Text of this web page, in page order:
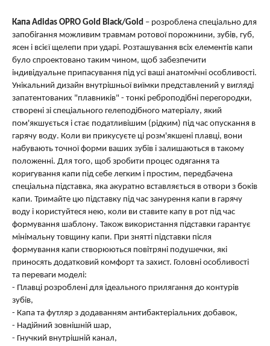
Капа Adidas OPRO Gold Black/Gold – розроблена спеціально для
запобігання можливим травмам ротової порожнини, зубів, губ,
ясен і всієї щелепи при ударі. Розташування всіх елементів капи
було спроектовано таким чином, щоб забезпечити
індивідуальне припасування під усі ваші анатомічні особливості.
Унікальний дизайн внутрішньої виїмки представлений у вигляді
запатентованих "плавників" - тонкі реброподібні перегородки,
створені зі спеціального гелеподібного матеріалу, який
пом'якшується і стає податливішим (рідким) під час опускання в
гарячу воду. Коли ви прикусуєте ці розм'якшені плавці, вони
набувають точної форми ваших зубів і залишаються в такому
положенні. Для того, щоб зробити процес одягання та
коригування капи під себе легким і простим, передбачена
спеціальна підставка, яка акуратно вставляється в отвори з боків
капи. Тримайте цю підставку під час занурення капи в гарячу
воду і користуйтеся нею, коли ви ставите капу в рот під час
формування шаблону. Також використання підставки гарантує
мінімальну товщину капи. При знятті підставки після
формування капи створюються повітряні подушечки, які
приносять додатковий комфорт та захист. Головні особливості
та переваги моделі:
- Плавці розроблені для ідеального прилягання до контурів
зубів,
- Капа та футляр з додаванням антибактеріальних добавок,
- Надійний зовнішній шар,
- Гнучкий внутрішній канал,